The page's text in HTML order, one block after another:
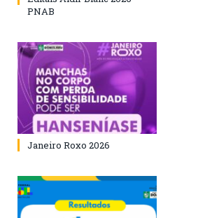
PNAB
Janeiro Roxo 2026